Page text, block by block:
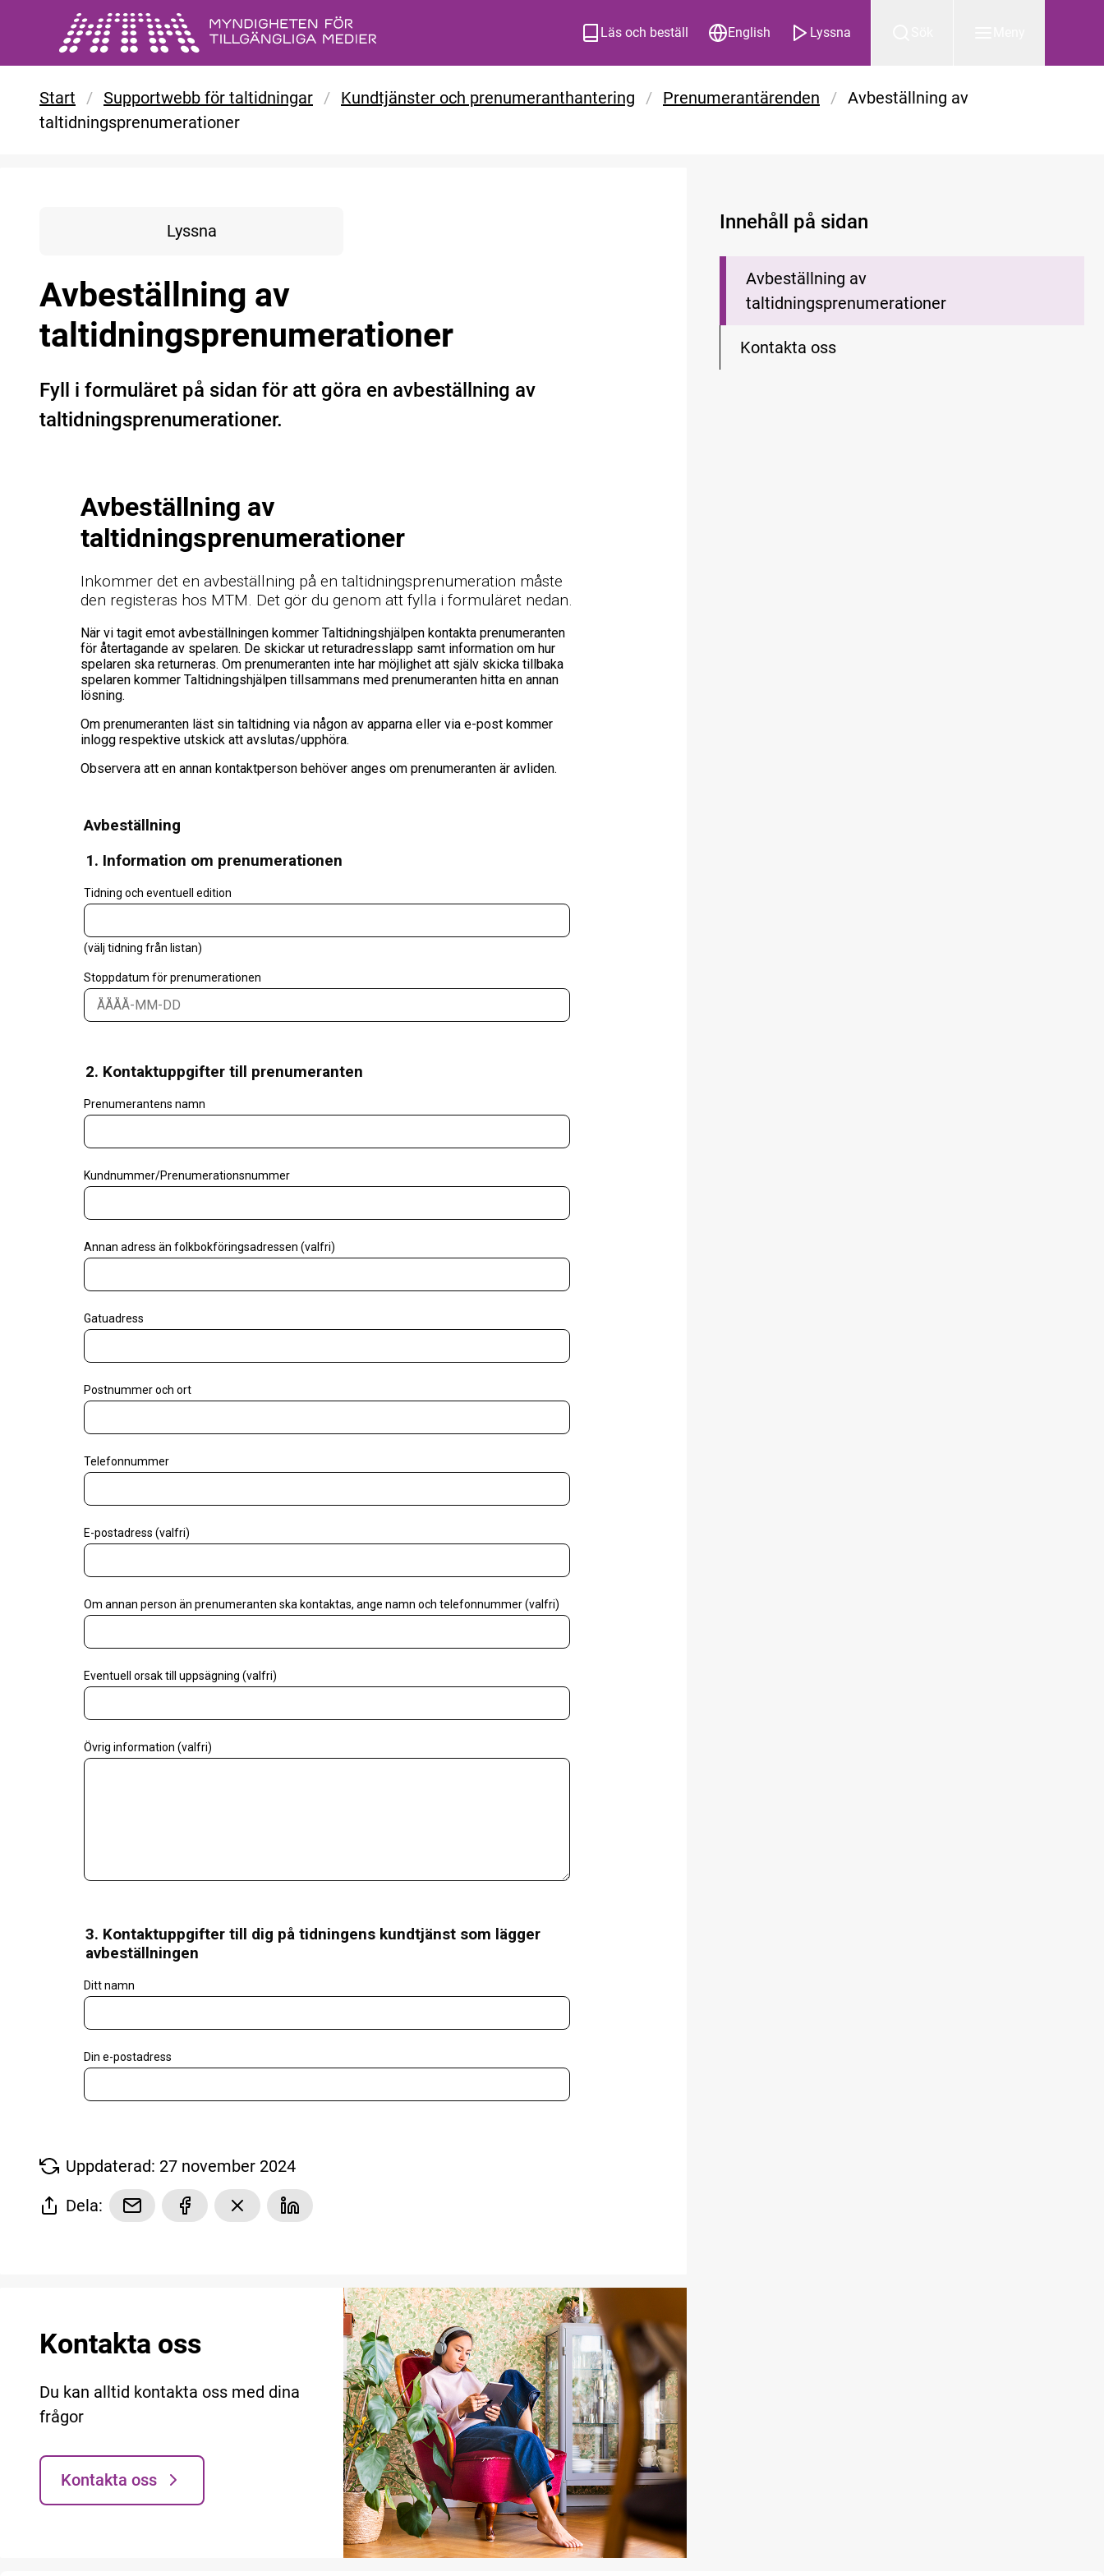
Gå till huvudinnehåll
Läs och beställ English Lyssna
Start / Supportwebb för taltidningar / Kundtjänster och prenumeranthantering / Prenumerantärenden / Avbeställning av
taltidningsprenumerationer
Lyssna
Avbeställning av
taltidningsprenumerationer
Fyll i formuläret på sidan för att göra en avbeställning av
taltidningsprenumerationer.
Uppdaterad: 27 november 2024
Dela:
Kontakta oss
Du kan alltid kontakta oss med dina
frågor
Kontakta oss
Innehåll på sidan
Avbeställning av
taltidningsprenumerationer
Kontakta oss